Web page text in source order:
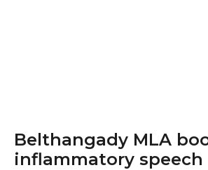
Belthangady MLA
inflammatory speech